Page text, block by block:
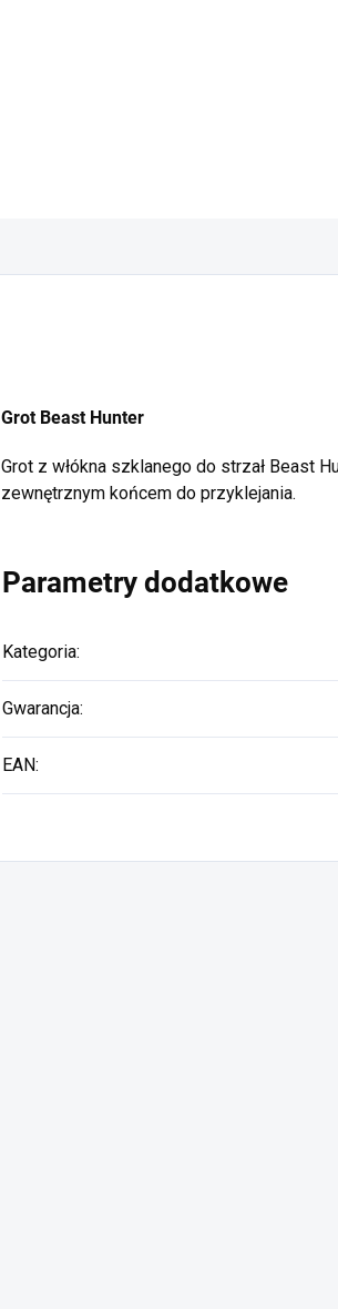
Grot Beast Hunter
Grot z włókna szklanego do strzał Beast
zewnętrznym końcem do przyklejania.
Parametry dodatkowe
Kategoria:
Gwarancja:
EAN: